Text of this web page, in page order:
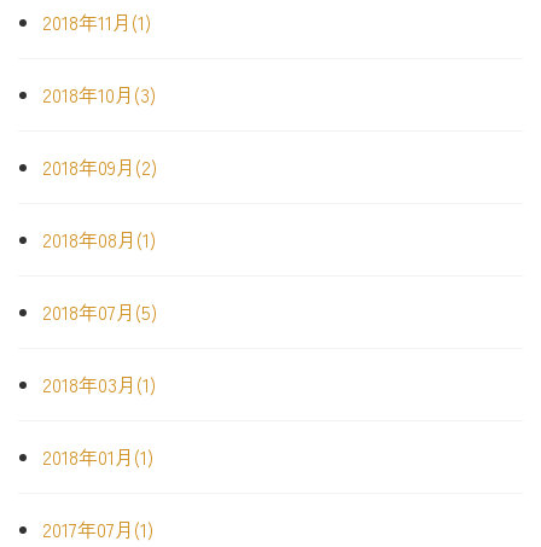
2018年11月(1)
2018年10月(3)
2018年09月(2)
2018年08月(1)
2018年07月(5)
2018年03月(1)
2018年01月(1)
2017年07月(1)